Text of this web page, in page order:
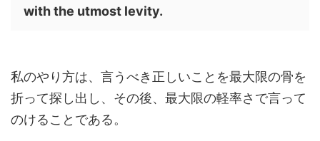
with the utmost levity.
私のやり方は、言うべき正しいことを最大限の骨を
折って探し出し、その後、最大限の軽率さで言って
のけることである。